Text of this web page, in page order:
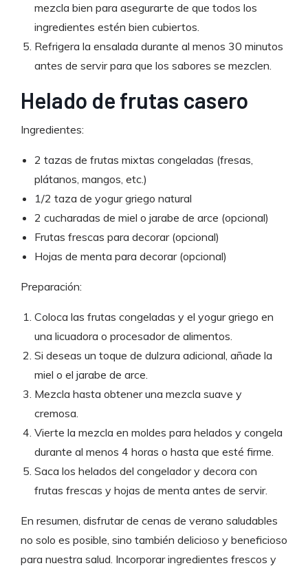
mezcla bien para asegurarte de que todos los
ingredientes estén bien cubiertos.
Refrigera la ensalada durante al menos 30 minutos
antes de servir para que los sabores se mezclen.
Helado de frutas casero
Ingredientes:
2 tazas de frutas mixtas congeladas (fresas,
plátanos, mangos, etc.)
1/2 taza de yogur griego natural
2 cucharadas de miel o jarabe de arce (opcional)
Frutas frescas para decorar (opcional)
Hojas de menta para decorar (opcional)
Preparación:
Coloca las frutas congeladas y el yogur griego en
una licuadora o procesador de alimentos.
Si deseas un toque de dulzura adicional, añade la
miel o el jarabe de arce.
Mezcla hasta obtener una mezcla suave y
cremosa.
Vierte la mezcla en moldes para helados y congela
durante al menos 4 horas o hasta que esté firme.
Saca los helados del congelador y decora con
frutas frescas y hojas de menta antes de servir.
En resumen, disfrutar de cenas de verano saludables
no solo es posible, sino también delicioso y beneficioso
para nuestra salud. Incorporar ingredientes frescos y